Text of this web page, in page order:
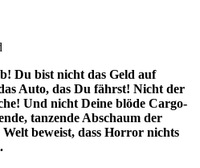
Du bist nicht das Geld auf
Auto, das Du fährst! Nicht der
Und nicht Deine blöde Cargo-
tanzende Abschaum der
beweist, dass Horror nichts